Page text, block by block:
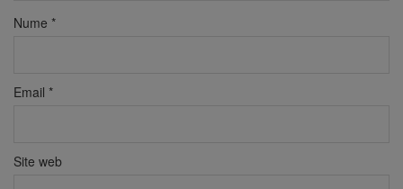
Nume *
Email *
Site web